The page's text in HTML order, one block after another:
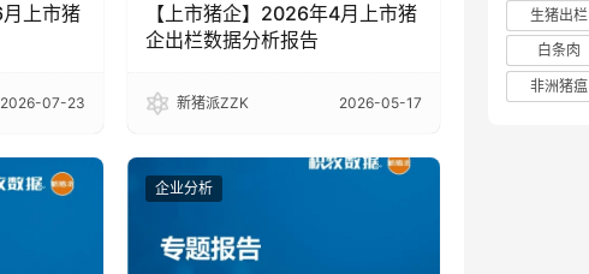
上市猪
2026-07-23
【上市猪企】2026年4月上市猪
企出栏数据分析报告
新猪派ZZK 2026-05-17
企业分析
生猪出栏
白条肉
非洲猪瘟